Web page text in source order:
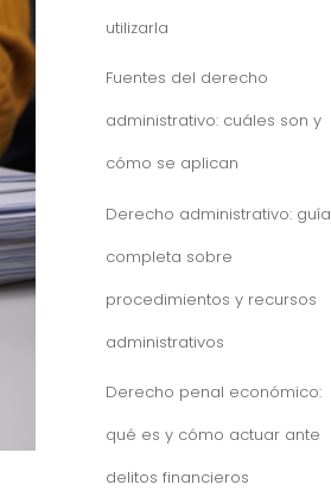
utilizarla
Fuentes del derecho
administrativo: cuáles son y
cómo se aplican
Derecho administrativo: guía
completa sobre
procedimientos y recursos
administrativos
Derecho penal económico:
qué es y cómo actuar ante
delitos financieros